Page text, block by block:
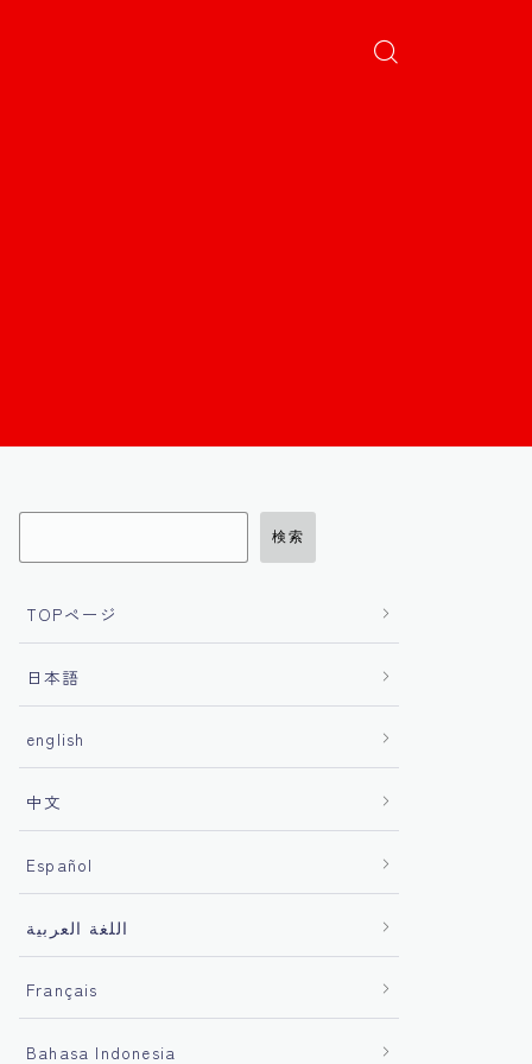
検索
TOPページ
日本語
english
中文
Español
اللغة العربية
Français
Bahasa Indonesia